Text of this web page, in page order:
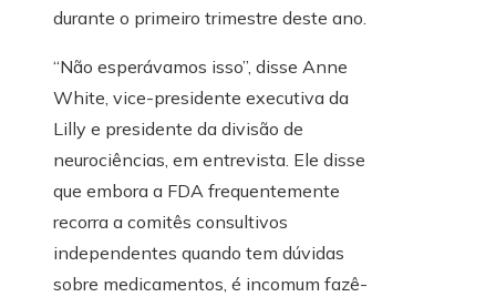
durante o primeiro trimestre deste ano.
“Não esperávamos isso”, disse Anne
White, vice-presidente executiva da
Lilly e presidente da divisão de
neurociências, em entrevista. Ele disse
que embora a FDA frequentemente
recorra a comitês consultivos
independentes quando tem dúvidas
sobre medicamentos, é incomum fazê-